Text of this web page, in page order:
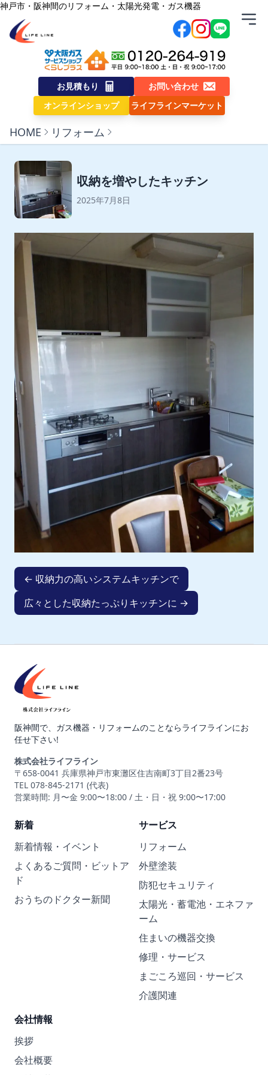
内容をスキップ
神戸市・阪神間のリフォーム・太陽光発電・ガス機器
株式会社ライフライン
お見積もり
お問い合わせ
オンラインショップ
ライフラインマーケット
HOME リフォーム
収納を増やしたキッチン
2025年7月8日
← 収納力の高いシステムキッチンで
広々とした収納たっぷりキッチンに →
阪神間で、ガス機器・リフォームのことならライフラインにお
任せ下さい!
株式会社ライフライン
〒658-0041 兵庫県神戸市東灘区住吉南町3丁目2番23号
TEL 078-845-2171 (代表)
営業時間: 月〜金 9:00〜18:00 / 土・日・祝 9:00〜17:00
新着
新着情報・イベント
よくあるご質問・ビットア
ド
おうちのドクター新聞
サービス
リフォーム
外壁塗装
防犯セキュリティ
太陽光・蓄電池・エネファ
ーム
住まいの機器交換
修理・サービス
まごころ巡回・サービス
介護関連
会社情報
挨拶
会社概要